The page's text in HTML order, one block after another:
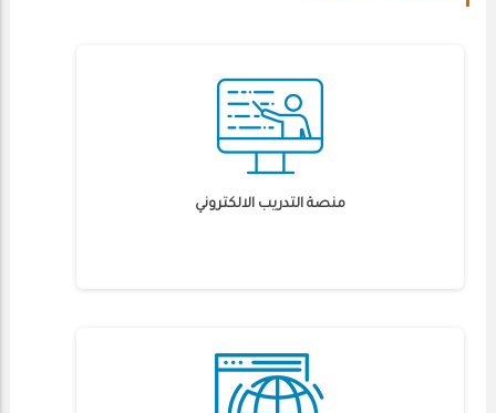
منصة التدريب الالكتروني